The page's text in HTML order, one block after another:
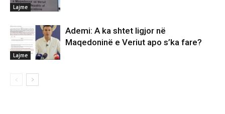
Lajme
Lajme
Ademi: A ka shtet ligjor në
Maqedoninë e Veriut apo s’ka fare?